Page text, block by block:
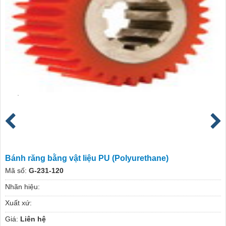
Bánh răng bằng vật liệu PU (Polyurethane)
Mã số: G-231-120
Nhãn hiệu:
Xuất xứ:
Giá: Liên hệ